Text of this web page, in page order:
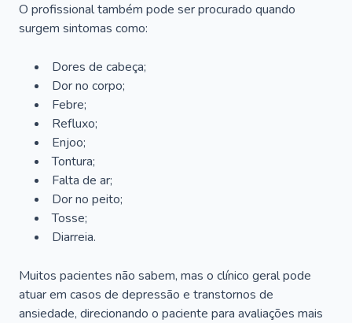
O profissional também pode ser procurado quando
surgem sintomas como:
Dores de cabeça;
Dor no corpo;
Febre;
Refluxo;
Enjoo;
Tontura;
Falta de ar;
Dor no peito;
Tosse;
Diarreia.
Muitos pacientes não sabem, mas o clínico geral pode
atuar em casos de depressão e transtornos de
ansiedade, direcionando o paciente para avaliações mais